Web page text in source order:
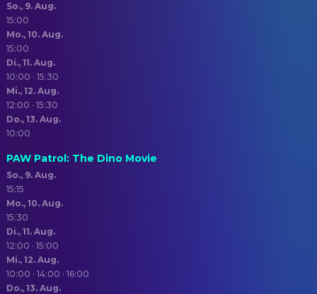
So., 9. Aug.
15:00
Mo., 10. Aug.
15:00
Di., 11. Aug.
10:00 · 15:30
Mi., 12. Aug.
12:00 · 15:30
Do., 13. Aug.
10:00
PAW Patrol: The Dino Movie
So., 9. Aug.
15:15
Mo., 10. Aug.
15:30
Di., 11. Aug.
12:00 · 15:00
Mi., 12. Aug.
10:00 · 14:00 · 16:00
Do., 13. Aug.